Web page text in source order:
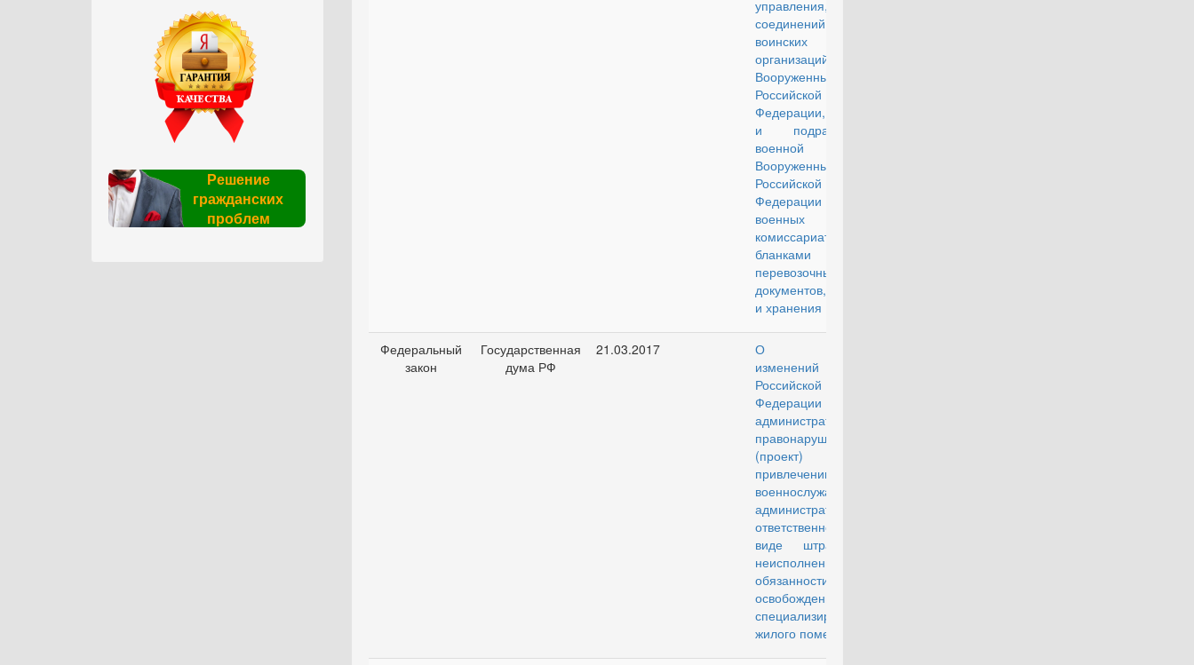
Решение
гражданских
проблем
управления,
соединений,
воинских частей,
организаций
Вооруженных Сил
Российской
Федерации, органов
и подразделений
военной полиции
Вооруженных Сил
Российской
Федерации и
военных
комиссариатов
бланками воинских
перевозочных
документов, их учета
и хранения
Федеральный
закон
Государственная
дума РФ
21.03.2017
О внесении
изменений в Кодекс
Российской
Федерации об
административных
правонарушениях
(проект) (О
привлечении
военнослужащих к
административной
ответственности в
виде штрафа за
неисполнение
обязанности по
освобождению
специализированного
жилого помещения)